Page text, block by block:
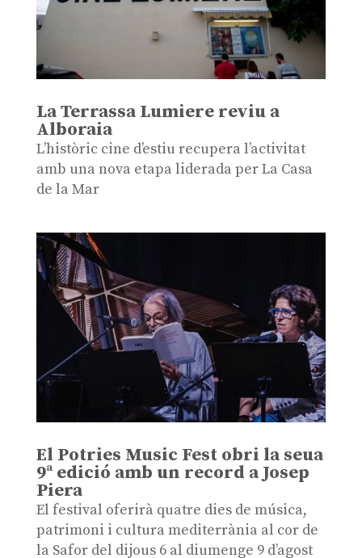
La Terrassa Lumiere reviu a
Alboraia
L’històric cine d’estiu recupera l’activitat
amb una nova etapa liderada per La Casa
de la Mar
El Potries Music Fest obri la seua
9ª edició amb un record a Josep
Piera
El festival oferirà quatre dies de música,
patrimoni i cultura mediterrània al cor de
la Safor del dijous 6 al diumenge 9 d’agost